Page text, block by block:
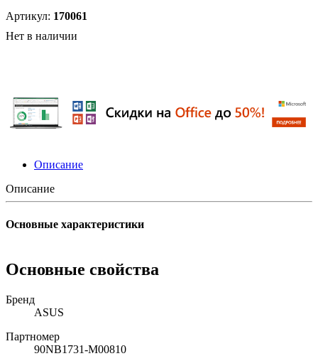
Артикул: 170061
Нет в наличии
Описание
Описание
Основные характеристики
Основные свойства
Бренд
ASUS
Партномер
90NB1731-M00810